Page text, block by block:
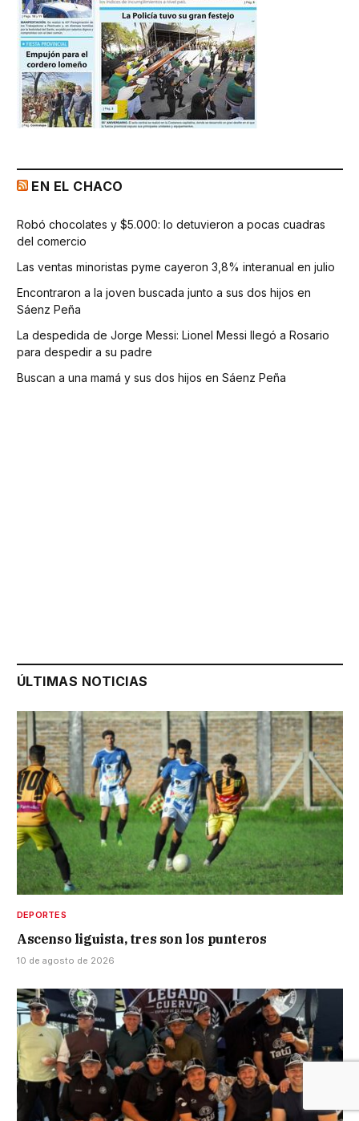
EN EL CHACO
Robó chocolates y $5.000: lo detuvieron a pocas cuadras
del comercio
Las ventas minoristas pyme cayeron 3,8% interanual en julio
Encontraron a la joven buscada junto a sus dos hijos en
Sáenz Peña
La despedida de Jorge Messi: Lionel Messi llegó a Rosario
para despedir a su padre
Buscan a una mamá y sus dos hijos en Sáenz Peña
ÚLTIMAS NOTICIAS
DEPORTES
Ascenso liguista, tres son los punteros
10 de agosto de 2026